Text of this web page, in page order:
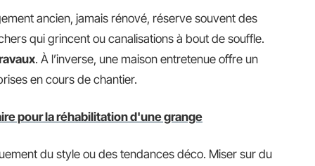
ancien, jamais rénové, réserve souvent des
qui grincent ou canalisations à bout de souffle.
. À l’inverse, une maison entretenue offre un
en cours de chantier.
pour la réhabilitation d'une grange
du style ou des tendances déco. Miser sur du